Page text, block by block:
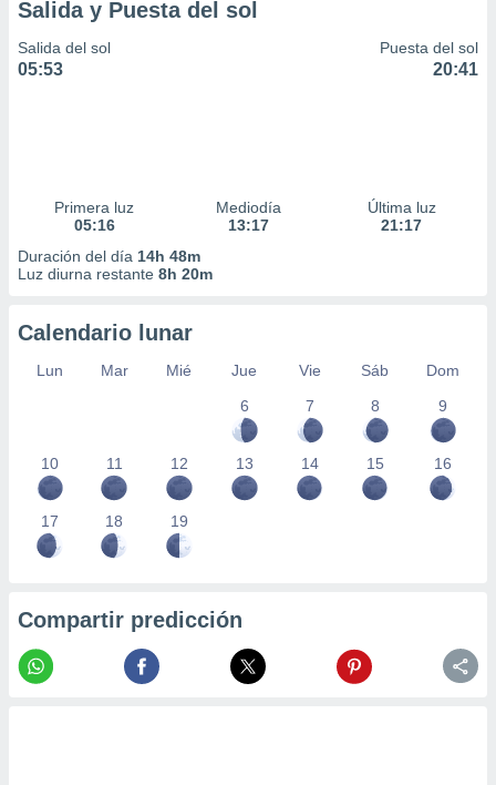
Salida y Puesta del sol
Salida del sol
05:53
Puesta del sol
20:41
Primera luz
05:16
Mediodía
13:17
Última luz
21:17
Duración del día 14h 48m
Luz diurna restante 8h 20m
Calendario lunar
Lun Mar Mié Jue Vie Sáb
Dom
6
7 8 9
10 11 12 13 14 15 16
17 18 19
Compartir predicción